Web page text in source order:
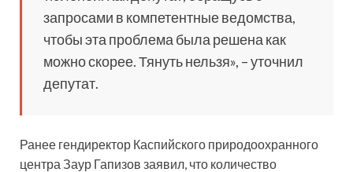
запросами в компетентные ведомства,
чтобы эта проблема была решена как
можно скорее. Тянуть нельзя», – уточнил
депутат.
Ранее гендиректор Каспийского природоохранного
центра Заур Гапизов заявил, что количество